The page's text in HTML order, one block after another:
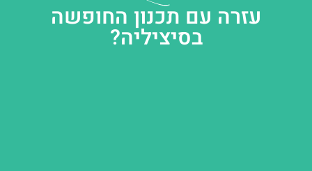
עזרה עם תכנון החופשה
בסיציליה?